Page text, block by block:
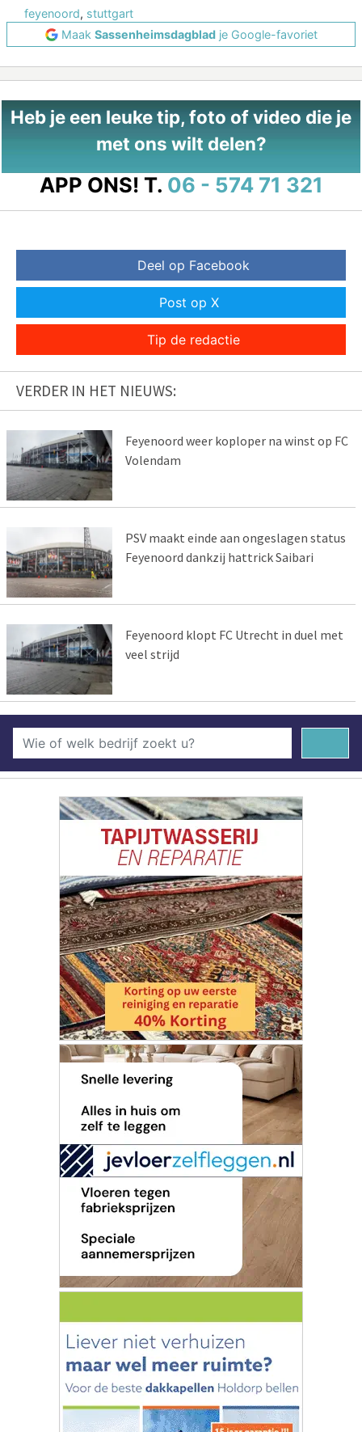
feyenoord, stuttgart
Maak Sassenheimsdagbladje Google-favoriet
Heb je een leuke tip, foto of video die je
met ons wilt delen?
APP ONS! T. 06 - 574 71 321
Deel op Facebook
Post op X
Tip de redactie
VERDER IN HET NIEUWS:
Feyenoord weer koploper na winst op FC
Volendam
PSV maakt einde aan ongeslagen status
Feyenoord dankzij hattrick Saibari
Feyenoord klopt FC Utrecht in duel met
veel strijd